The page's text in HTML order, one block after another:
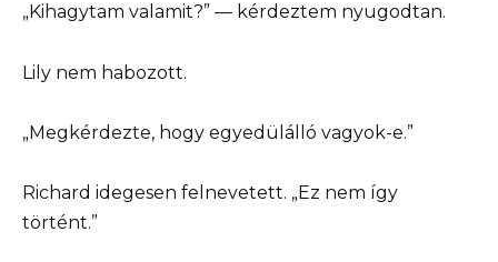
„Kihagytam valamit?” — kérdeztem nyugodtan.
Lily nem habozott.
„Megkérdezte, hogy egyedülálló vagyok-e.”
Richard idegesen felnevetett. „Ez nem így
történt.”